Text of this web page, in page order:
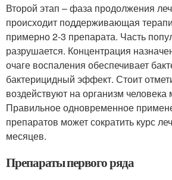
Второй этап – фаза продолжения
происходит поддерживающая
примерно 2-3 препарата. Часть
разрушается. Концентрация
очаге воспаления обеспечивает
бактерицидный эффект. Стоит
воздействуют на организм
Правильное одновременное
препаратов может сократить курс
месяцев.
Препараты первого ряда